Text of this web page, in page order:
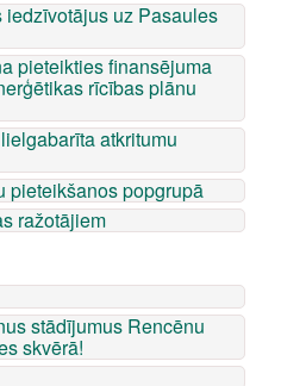
uz Pasaules
pieteikties finansējuma
rīcības plānu
atkritumu
pieteikšanos popgrupā
ražotājiem
stādījumus Rencēnu
skvērā!